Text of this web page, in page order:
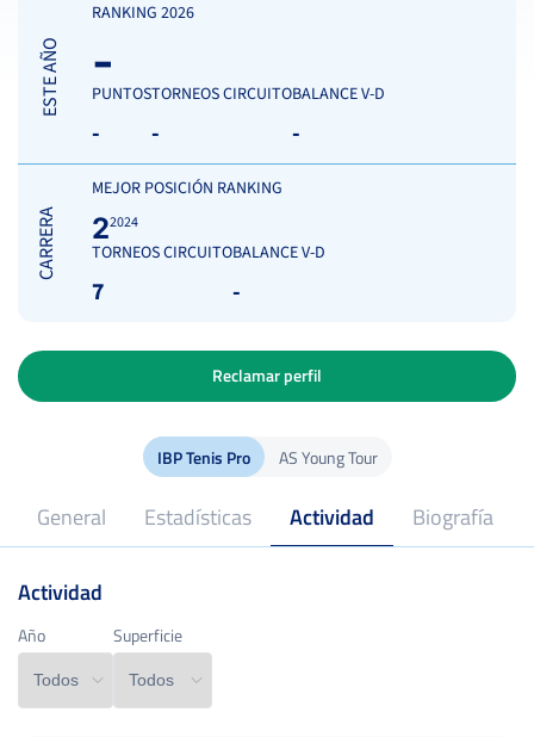
ESTE AÑO
RANKING 2026
-
PUNTOS
-
TORNEOS CIRCUITO
-
BALANCE V-D
-
CARRERA
MEJOR POSICIÓN RANKING
22024
TORNEOS CIRCUITO
7
BALANCE V-D
-
IBP Tenis Pro AS Young Tour
General Estadísticas Actividad Biografía
Reclamar perfil
Profesional desde
Año Superficie
Actividad
Año Superficie